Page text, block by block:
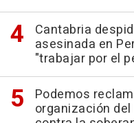
Cantabria
asesinada en
"trabajar por el
Podemos
organización